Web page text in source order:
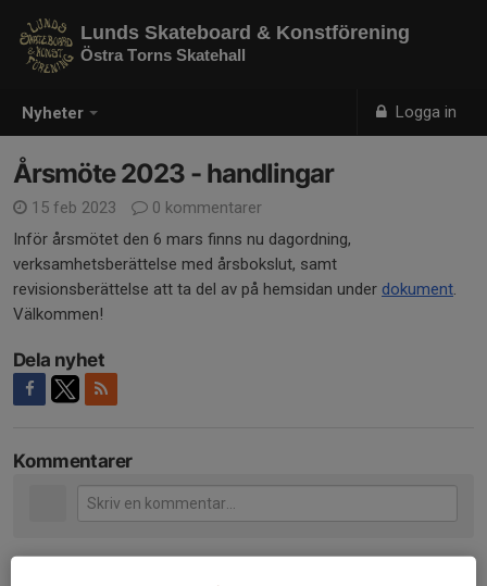
Nyheter Logga in
Lunds Skateboard & Konstförening
Östra Torns Skatehall
Årsmöte 2023 - handlingar
15 feb 2023
0 kommentarer
Inför årsmötet den 6 mars finns nu dagordning,
verksamhetsberättelse med årsbokslut, samt
revisionsberättelse att ta del av på hemsidan under dokument.
Välkommen!
Dela nyhet
Kommentarer